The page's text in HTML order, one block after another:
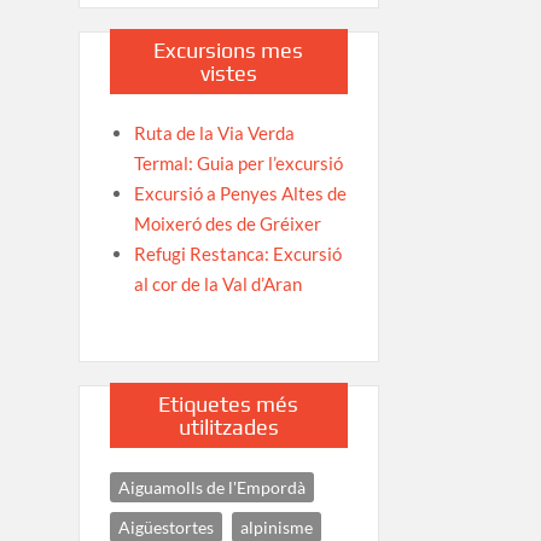
Excursions mes
vistes
Ruta de la Via Verda
Termal: Guia per l’excursió
Excursió a Penyes Altes de
Moixeró des de Gréixer
Refugi Restanca: Excursió
al cor de la Val d’Aran
Etiquetes més
utilitzades
Aiguamolls de l'Empordà
Aigüestortes
alpinisme